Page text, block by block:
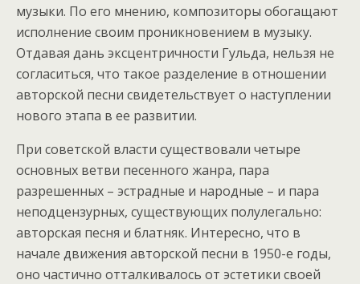
музыки. По его мнению, композиторы обогащают
исполнение своим проникновением в музыку.
Отдавая дань эксцентричности Гульда, нельзя не
согласиться, что такое разделение в отношении
авторской песни свидетельствует о наступлении
нового этапа в ее развитии.
При советской власти существовали четыре
основных ветви песенного жанра, пара
разрешенных – эстрадные и народные – и пара
неподцензурных, существующих полулегально:
авторская песня и блатняк. Интересно, что в
начале движения авторской песни в 1950-е годы,
оно частично отталкивалось от эстетики своей